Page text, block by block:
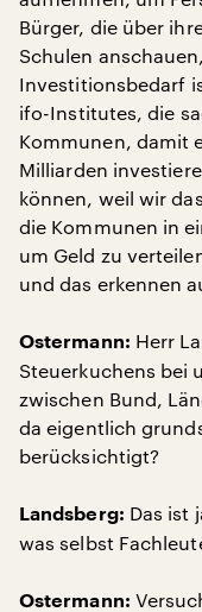
Bürger, die über
Schulen
Investitionsbedarf
ifo-Institutes, die
Kommunen, damit
Milliarden
können, weil wir
die Kommunen in
um Geld zu
und das erkennen
Ostermann: Herr
Steuerkuchens bei
zwischen Bund,
da eigentlich
berücksichtigt?
Landsberg: Das ist
was selbst
Ostermann: